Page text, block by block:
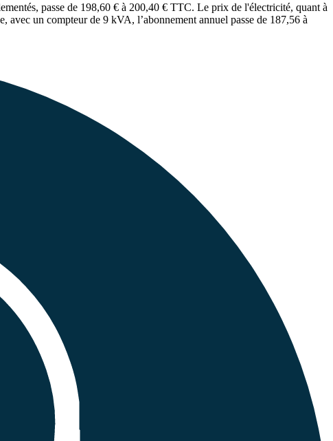
passe de 198,60 € à 200,40 € TTC. Le prix de l'électricité, quant à
avec un compteur de 9 kVA, l’abonnement annuel passe de 187,56 à